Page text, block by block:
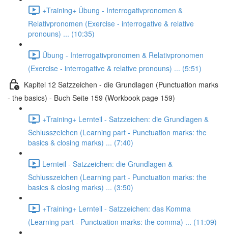
+Training+ Übung - Interrogativpronomen &
Relativpronomen (Exercise - interrogative & relative
pronouns) ... (10:35)
Übung - Interrogativpronomen & Relativpronomen
(Exercise - interrogative & relative pronouns) ... (5:51)
Kapitel 12 Satzzeichen - die Grundlagen (Punctuation marks
- the basics) - Buch Seite 159 (Workbook page 159)
+Training+ Lernteil - Satzzeichen: die Grundlagen &
Schlusszeichen (Learning part - Punctuation marks: the
basics & closing marks) ... (7:40)
Lernteil - Satzzeichen: die Grundlagen &
Schlusszeichen (Learning part - Punctuation marks: the
basics & closing marks) ... (3:50)
+Training+ Lernteil - Satzzeichen: das Komma
(Learning part - Punctuation marks: the comma) ... (11:09)